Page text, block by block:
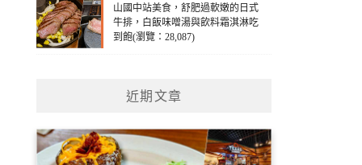
山國中站美食，舒肥過軟嫩的日式
牛排，白飯味噌湯與飲料霜淇淋吃
到飽(瀏覽：28,087)
近期文章